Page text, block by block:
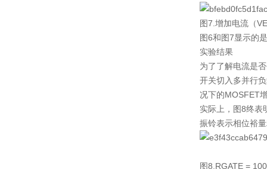
图7.增加电流（
图6和图7显示的
实验结果
为了了解电流是
开关切入多并行
况下的MOSFET
实际上，图8终表
振铃表示相位裕
图8.RGATE =